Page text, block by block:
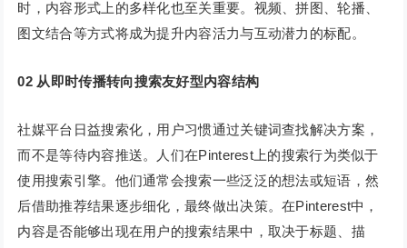
时，内容形式上的多样化也至关重要。视频、拼图、轮播、
图文结合等方式将成为提升内容活力与互动潜力的标配。
02 从即时传播转向搜索友好型内容结构
社媒平台日益搜索化，用户习惯通过关键词查找解决方案，
而不是等待内容推送。人们在Pinterest上的搜索行为类似于
使用搜索引擎。他们通常会搜索一些泛泛的想法或短语，然
后借助推荐结果逐步细化，最终做出决策。在Pinterest中，
内容是否能够出现在用户的搜索结果中，取决于标题、描